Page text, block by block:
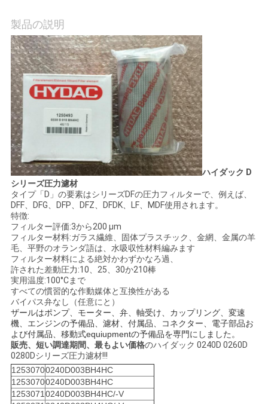
な
さ
い
引
用
を
要
求
し
な
さ
い
地
図
製品の説明
ハイダック D
シリーズ圧力濾材
タイプ「D」の要素はシリーズDFの圧力フィルターで、例えば、
DFF、DFG、DFP、DFZ、DFDK、LF、MDF使用されます。
特徴:
フィルター評価:3から200 µm
フィルター材料:ガラス繊維、固体プラスチック、金網、金属の羊
毛、平野のオランダ語は、水吸収性材料編みます
フィルター材料による絶対かわずかなろ過、
許された差動圧力:10、25、30か210棒
実用温度:100°Cまで
すべての慣習的な作動媒体と互換性がある
バイパス弁なし（任意にと）
ザールはポンプ、モーター、弁、軸受け、カップリング、変速
機、エンジンの予備品、濾材、付属品、コネクター、電子部品お
よび付属品、移動式equiupmentの予備品を専門にしました。
販売、短い調達期間、最もよい価格のハイダック 0240D 0260D
0280Dシリーズ圧力濾材!!!
12530700240D003BH4HC
12530700240D003BH4HC
1253071 0240D003BH4HC/-V